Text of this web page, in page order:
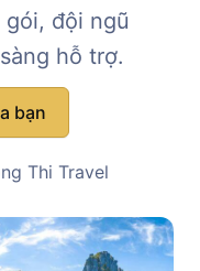
đội ngũ
hỗ trợ.
bạn